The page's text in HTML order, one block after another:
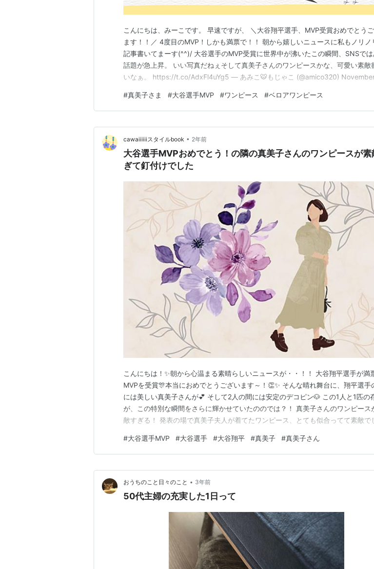
こんにちは、みーこです。 早速ですが、 ＼大谷翔平選手、MVP受賞おめでとう
ます！！／ 4度目のMVP！しかも満票で！！ 朝から嬉しいニュースに私もノリノ
記事書いてまーす(^^)/ 大谷選手のMVP受賞に世界中が沸いたこの瞬間、SNSでは
話題が急上昇。 いい写真だねぇそして真美子さんのワンピースかな、可愛い素敵
いなぁ。 https://t.co/AdxFl4uYg5 — あみこ🐯もじゃこ (@amico320)
る真美子さん。 落ち着いた色味に上品なライン、控えめなの…
#真美子さま #大谷選手MVP #ワンピース #ベロアワンピース
cawaiiiiiiスタイルbook • 2年前
大谷選手MVPおめでとう！の隣の真美子さんのワンピースが素
ぎて釘付けでした
こんにちは！✨朝から心温まる素晴らしいニュースが・・！！ 大谷翔平選手が満
MVPを受賞🎊本当におめでとうございます～！👏✨ そんな晴れ舞台に、翔平選手
には美しい真美子さんが💕 そして2人の間には安定のデコピン🐶 この1人と1匹の
が、この特別な瞬間をさらに輝かせていたののでは？！ 真美子さんのワンピース
敵すぎる！ 発表の場で真美子夫人が着てたワンピース、とても似合ってて素敵で
られなかったので、こちらはイメージ画像です(笑)） シンプルでありながら上品で
してどこか可愛らしさも感じられるデザイン…
#大谷選手MVP #大谷選手 #大谷翔平 #真美子 #真美子さん
おうちのこと日々のこと • 3年前
50代主婦の充実した1日って